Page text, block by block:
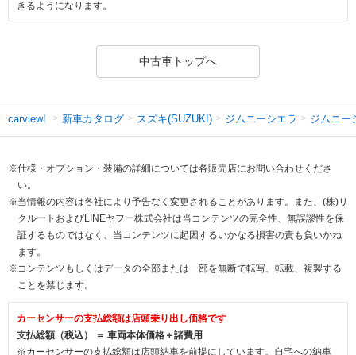
きるようになります。
中古車トップへ
carview! 新車カタログ スズキ(SUZUKI) ジムニーシエラ ジムニー
※仕様・オプション・装備の詳細については各販売店にお問い合わせくださ
い。
※当情報の内容は各社により予告なく変更されることがあります。また、(株)リ
クルートおよびLINEヤフー株式会社は当コンテンツの完全性、無誤謬性を保
証するものではなく、当コンテンツに起因するいかなる損害の責も負いかね
ます。
※コンテンツもしくはデータの全部または一部を無断で転写、転載、複製する
ことを禁じます。
カーセンサーの支払総額は店頭乗り出し価格です
支払総額（税込） ＝ 車両本体価格＋諸費用
※カーセンサーの支払総額は店頭納車を前提にしています。自宅への納車